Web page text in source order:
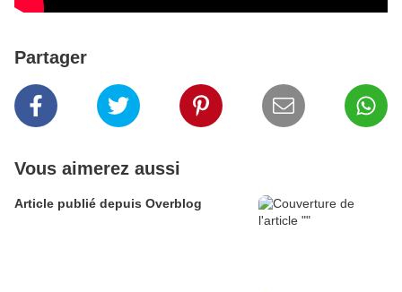
Partager
Vous aimerez aussi
Article publié depuis Overblog